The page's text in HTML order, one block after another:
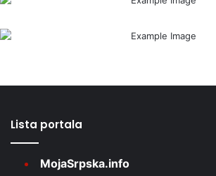
Lista portala
MojaSrpska.info